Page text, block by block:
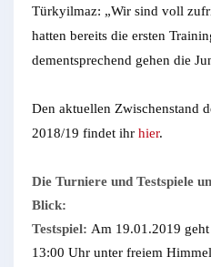
Türkyilmaz: „Wir sind voll
hatten bereits die ersten
dementsprechend gehen die
Den aktuellen Zwischenstand
2018/19 findet ihr hier.
Die Turniere und Testspiele
Blick:
Testspiel: Am 19.01.2019 geht
13:00 Uhr unter freiem